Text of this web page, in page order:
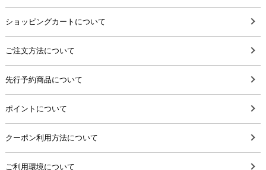
ショッピングカートについて
ご注文方法について
先行予約商品について
ポイントについて
クーポン利用方法について
ご利用環境について